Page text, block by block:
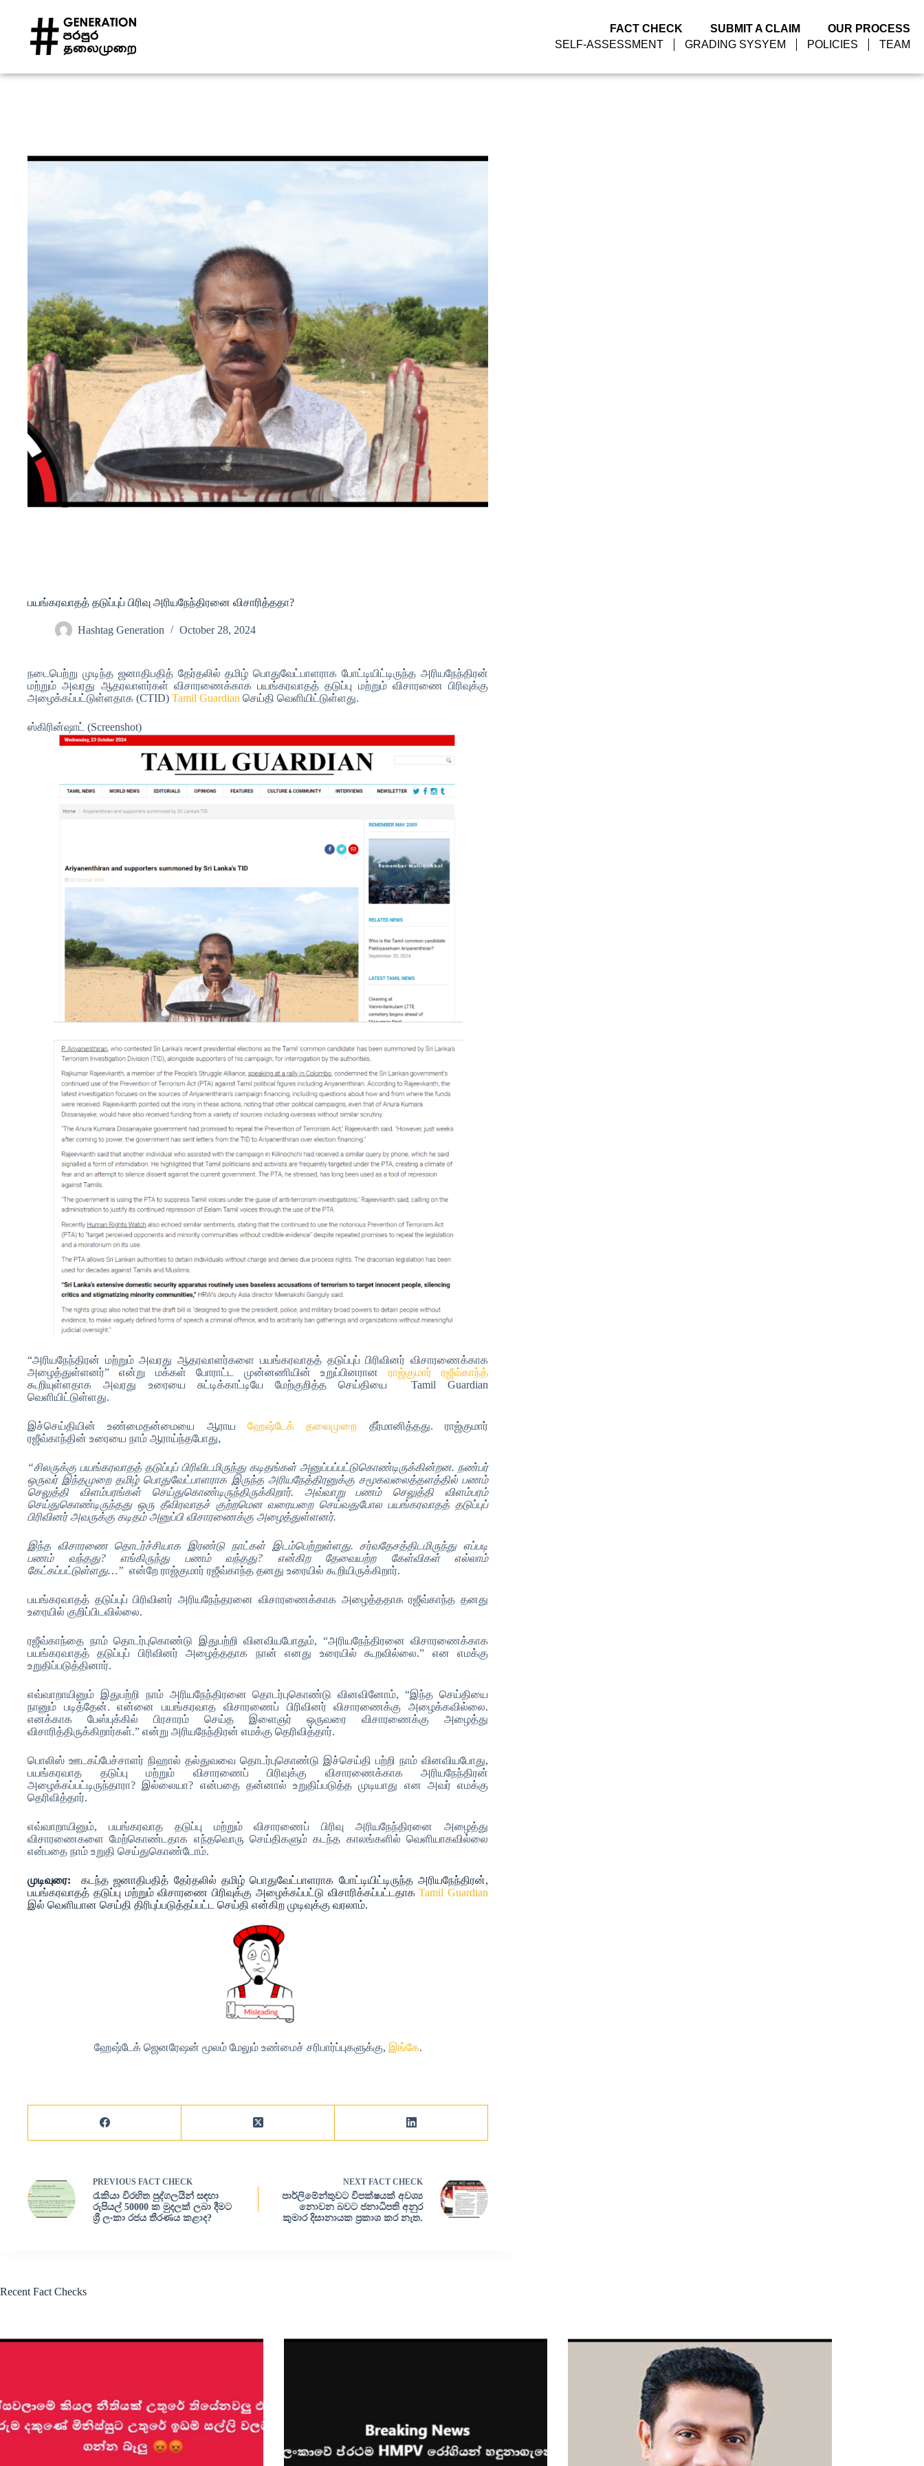
FACT CHECK SUBMIT A CLAIM
OUR PROCESS
SELF-ASSESSMENT
GRADING SYSYEM POLICIES TEAM
பயங்கரவாதத் தடுப்புப் பிரிவு அரியநேந்திரனை விசாரித்ததா?
Hashtag Generation October 28, 2024
நடைபெற்று முடிந்த ஜனாதிபதித் தேர்தலில் தமிழ் பொதுவேட்பாளராக போட்டியிட்டிருந்த அரியநேந்திரன்
மற்றும் அவரது ஆதரவாளர்கள் விசாரணைக்காக பயங்கரவாதத் தடுப்பு மற்றும் விசாரணை பிரிவுக்கு
அழைக்கப்பட்டுள்ளதாக (CTID) Tamil Guardian செய்தி வெளியிட்டுள்ளது.
ஸ்கிரின்ஷாட் (Screenshot)
“அரியநேந்திரன் மற்றும் அவரது ஆதரவாளர்களை பயங்கரவாதத் தடுப்புப் பிரிவினர் விசாரணைக்காக
அழைத்துள்ளனர்” என்று மக்கள் போராட்ட முன்னணியின் உறுப்பினரான ராஜ்குமார் ரஜீவ்காந்த்
கூறியுள்ளதாக அவரது உரையை சுட்டிக்காட்டியே மேற்குறித்த செய்தியை Tamil Guardian
வெளியிட்டுள்ளது.
இச்செய்தியின் உண்மைதன்மையை ஆராய ஹேஷ்டேக் தலைமுறை தீர்மானித்தது. ராஜ்குமார்
ரஜீவ்காந்தின் உரையை நாம் ஆராய்ந்தபோது,
“சிலருக்கு பயங்கரவாதத் தடுப்புப் பிரிவிடமிருந்து கடிதங்கள் அனுப்பப்பட்டுகொண்டிருக்கின்றன. நண்பர்
ஒருவர் இந்தமுறை தமிழ் பொதுவேட்பாளராக இருந்த அரியநேத்திரனுக்கு சமூகவலைத்தளத்தில் பணம்
செலுத்தி விளம்பரங்கள் செய்துகொண்டிருந்திருக்கிறார். அவ்வாறு பணம் செலுத்தி விளம்பரம்
செய்துகொண்டிருந்தது ஒரு தீவிரவாதச் குற்றமென வரையறை செய்வதுபோல பயங்கரவாதத் தடுப்புப்
பிரிவினர் அவருக்கு கடிதம் அனுப்பி விசாரணைக்கு அழைத்துள்ளனர்.
இந்த விசாரணை தொடர்ச்சியாக இரண்டு நாட்கள் இடம்பெற்றுள்ளது. சர்வதேசத்திடமிருந்து எப்படி
பணம் வந்தது? எங்கிருந்து பணம் வந்தது? என்கிற தேவையற்ற கேள்விகள் எல்லாம்
கேட்கப்பட்டுள்ளது…” என்றே ராஜ்குமார் ரஜீவ்காந்த தனது உரையில் கூறியிருக்கிறார்.
பயங்கரவாதத் தடுப்புப் பிரிவினர் அரியநேந்தரனை விசாரணைக்காக அழைத்ததாக ரஜீவ்காந்த தனது
உரையில் குறிப்பிடவில்லை.
ரஜீவ்காந்தை நாம் தொடர்புகொண்டு இதுபற்றி வினவியபோதும், “அரியநேந்திரனை விசாரணைக்காக
பயங்கரவாதத் தடுப்புப் பிரிவினர் அழைத்ததாக நான் எனது உரையில் கூறவில்லை.” என எமக்கு
உறுதிப்படுத்தினார்.
எவ்வாறாயினும் இதுபற்றி நாம் அரியநேந்திரனை தொடர்புகொண்டு வினவினோம், “இந்த செய்தியை
நானும் படித்தேன். என்னை பயங்கரவாத விசாரணைப் பிரிவினர் விசாரணைக்கு அழைக்கவில்லை.
எனக்காக பேஸ்புக்கில் பிரசாரம் செய்த இளைஞர் ஒருவரை விசாரணைக்கு அழைத்து
விசாரித்திருக்கிறார்கள்.” என்று அரியநேந்திரன் எமக்கு தெரிவித்தார்.
பொலிஸ் ஊடகப்பேச்சாளர் நிஹால் தல்துவவை தொடர்புகொண்டு இச்செய்தி பற்றி நாம் வினவியபோது,
பயங்கரவாத தடுப்பு மற்றும் விசாரணைப் பிரிவுக்கு விசாரணைக்காக அரியநேந்திரன்
அழைக்கப்பட்டிருந்தாரா? இல்லையா? என்பதை தன்னால் உறுதிப்படுத்த முடியாது என அவர் எமக்கு
தெரிவித்தார்.
எவ்வாறாயினும், பயங்கரவாத தடுப்பு மற்றும் விசாரணைப் பிரிவு அரியநேந்திரனை அழைத்து
விசாரணைகளை மேற்கொண்டதாக எந்தவொரு செய்திகளும் கடந்த காலங்களில் வெளியாகவில்லை
என்பதை நாம் உறுதி செய்துகொண்டோம்.
முடிவுரை: கடந்த ஜனாதிபதித் தேர்தலில் தமிழ் பொதுவேட்பாளராக போட்டியிட்டிருந்த அரியநேந்திரன்,
பயங்கரவாதத் தடுப்பு மற்றும் விசாரணை பிரிவுக்கு அழைக்கப்பட்டு விசாரிக்கப்பட்டதாகTamil Guardian
இல் வெளியான செய்தி திரிபுப்படுத்தப்பட்ட செய்தி என்கிற முடிவுக்கு வரலாம்.
ஹேஷ்டேக் ஜெனரேஷன் மூலம் மேலும் உண்மைச் சரிபார்ப்புகளுக்கு, இங்கே.
PREVIOUS FACT CHECK
රැකියා විරහිත පුද්ගලයින් සඳහා
රුපියල් 50000 ක මුදලක් ලබා දීමට
ශ්‍රී ලංකා රජය තීරණය කළාද?
NEXT FACT CHECK
පාර්ලිමේන්තුව⁣ට විපක්ෂයක් අවශ්‍ය
නොවන බවට ජනාධිපති අනුර
කුමාර දිසානායක ප්‍රකාශ කර නැත.
Recent Fact Checks